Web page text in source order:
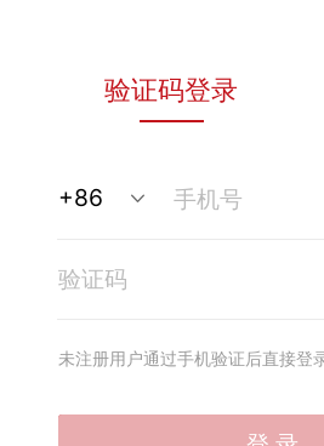
验证码登录
未注册用户通过手机验证后直接登录